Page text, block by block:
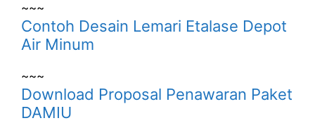
~~~
Contoh Desain Lemari Etalase Depot
Air Minum
~~~
Download Proposal Penawaran Paket
DAMIU